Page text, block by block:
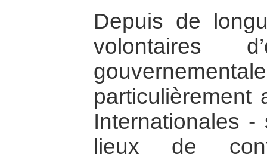
Depuis de
volontaires
particulièrement
Internationales
lieux de